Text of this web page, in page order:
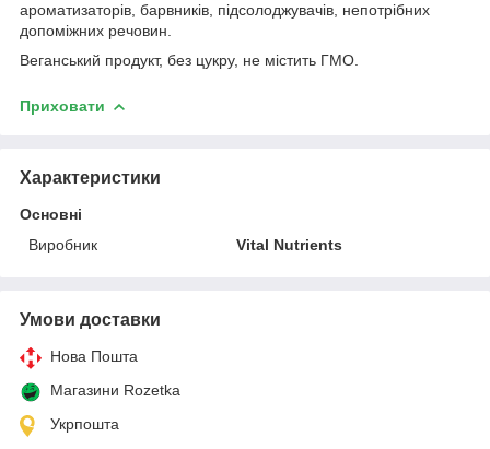
ароматизаторів, барвників, підсолоджувачів, непотрібних
допоміжних речовин.
Веганський продукт, без цукру, не містить ГМО.
Приховати
Характеристики
Основні
Виробник
Vital Nutrients
Умови доставки
Нова Пошта
Магазини Rozetka
Укрпошта